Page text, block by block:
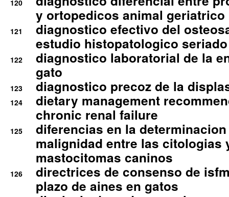
120
y ortopedicos animal geriatrico
121
diagnostico efectivo del
estudio histopatologico seriado
122
diagnostico laboratorial de la
gato
123 diagnostico precoz de la
124
dietary management
chronic renal failure
125
diferencias en la
malignidad entre las citologias
mastocitomas caninos
126
directrices de consenso de
plazo de aines en gatos